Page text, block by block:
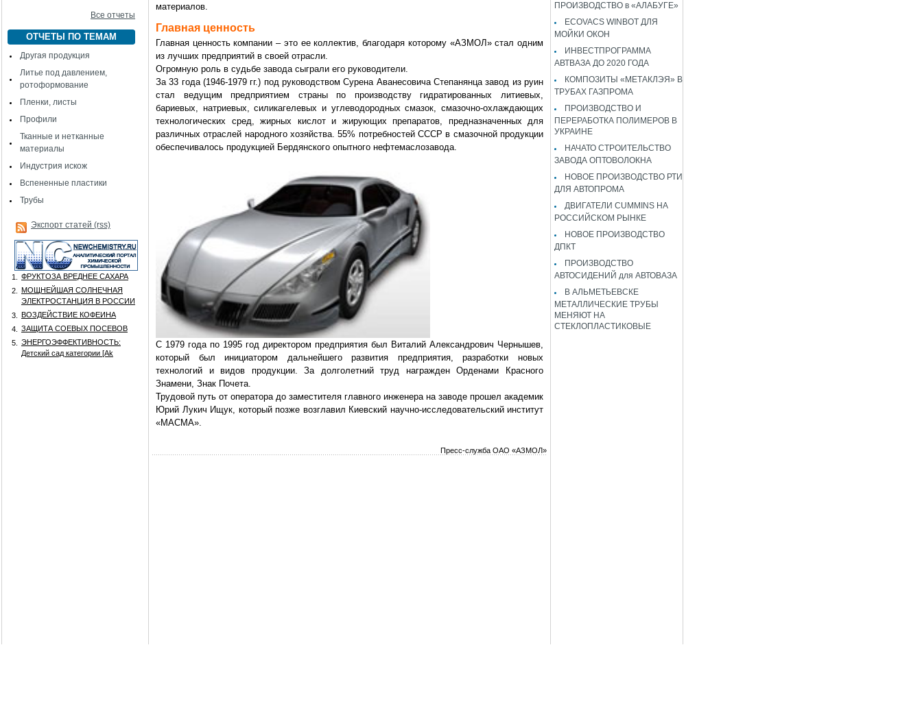
Все отчеты
ОТЧЕТЫ ПО ТЕМАМ
Другая продукция
Литье под давлением,
ротоформование
Пленки, листы
Профили
Тканные и нетканные
материалы
Индустрия искож
Вспененные пластики
Трубы
Экспорт статей (rss)
1.
ФРУКТОЗА ВРЕДНЕЕ САХАРА
2.
МОЩНЕЙШАЯ СОЛНЕЧНАЯ
ЭЛЕКТРОСТАНЦИЯ В РОССИИ
3.
ВОЗДЕЙСТВИЕ КОФЕИНА
4.
ЗАЩИТА СОЕВЫХ ПОСЕВОВ
5.
ЭНЕРГОЭФФЕКТИВНОСТЬ:
Детский сад категории [Аk
материалов.
Главная ценность
Главная ценность компании – это ее коллектив, благодаря которому «АЗМОЛ» стал одним
из лучших предприятий в своей отрасли.
Огромную роль в судьбе завода сыграли его руководители.
За 33 года (1946-1979 гг.) под руководством Сурена Аванесовича Степанянца завод из руин
стал ведущим предприятием страны по производству гидратированных литиевых,
бариевых, натриевых, силикагелевых и углеводородных смазок, смазочно-охлаждающих
технологических сред, жирных кислот и жирующих препаратов, предназначенных для
различных отраслей народного хозяйства. 55% потребностей СССР в смазочной продукции
обеспечивалось продукцией Бердянского опытного нефтемаслозавода.
С 1979 года по 1995 год директором предприятия был Виталий Александрович Чернышев,
который был инициатором дальнейшего развития предприятия, разработки новых
технологий и видов продукции. За долголетний труд награжден Орденами Красного
Знамени, Знак Почета.
Трудовой путь от оператора до заместителя главного инженера на заводе прошел академик
Юрий Лукич Ищук, который позже возглавил Киевский научно-исследовательский институт
«МАСМА».
Пресс-служба ОАО «АЗМОЛ»
ПРОИЗВОДСТВО в «АЛАБУГЕ»
ECOVACS WINBOT ДЛЯ
МОЙКИ ОКОН
ИНВЕСТПРОГРАММА
АВТВАЗА ДО 2020 ГОДА
КОМПОЗИТЫ «МЕТАКЛЭЯ» В
ТРУБАХ ГАЗПРОМА
ПРОИЗВОДСТВО И
ПЕРЕРАБОТКА ПОЛИМЕРОВ В
УКРАИНЕ
НАЧАТО СТРОИТЕЛЬСТВО
ЗАВОДА ОПТОВОЛОКНА
НОВОЕ ПРОИЗВОДСТВО РТИ
ДЛЯ АВТОПРОМА
ДВИГАТЕЛИ CUMMINS НА
РОССИЙСКОМ РЫНКЕ
НОВОЕ ПРОИЗВОДСТВО
ДПКТ
ПРОИЗВОДСТВО
АВТОСИДЕНИЙ для АВТОВАЗА
В АЛЬМЕТЬЕВСКЕ
МЕТАЛЛИЧЕСКИЕ ТРУБЫ
МЕНЯЮТ НА
СТЕКЛОПЛАСТИКОВЫЕ